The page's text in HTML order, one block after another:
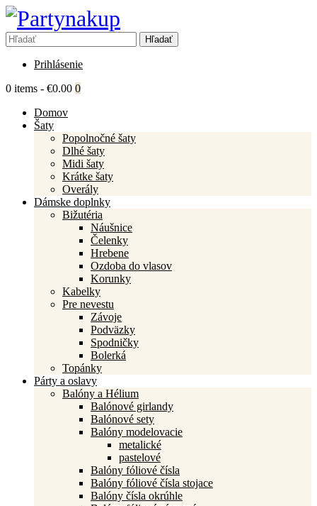
Prihlásenie
0 items - €0.00 0
Domov
Šaty
Popolnočné šaty
Dlhé šaty
Midi šaty
Krátke šaty
Overály
Dámske doplnky
Bižutéria
Náušnice
Čelenky
Hrebene
Ozdoba do vlasov
Korunky
Kabelky
Pre nevestu
Závoje
Podväzky
Spodničky
Bolerká
Topánky
Párty a oslavy
Balóny a Hélium
Balónové girlandy
Balónové sety
Balóny modelovacie
metalické
pastelové
Balóny fóliové čísla
Balóny fóliové čísla stojace
Balóny čísla okrúhle